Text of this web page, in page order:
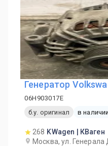
Генератор
06H903017E
б.у. оригинал
в наличии
268 KWagen | КВаген
Москва, ул. Генерала